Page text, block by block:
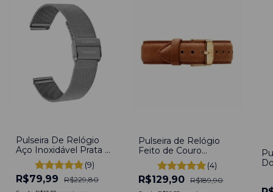
Pulseira De Relógio
Aço Inoxidável Prata -
Silver 22mm Com
Engate Rápido (9)
R$79,99 R$229,80
Pulseira de Relógio
Feito de Couro
Marrom 22mm de
Fivela Com pinos(4)
R$129,90 R$189,90